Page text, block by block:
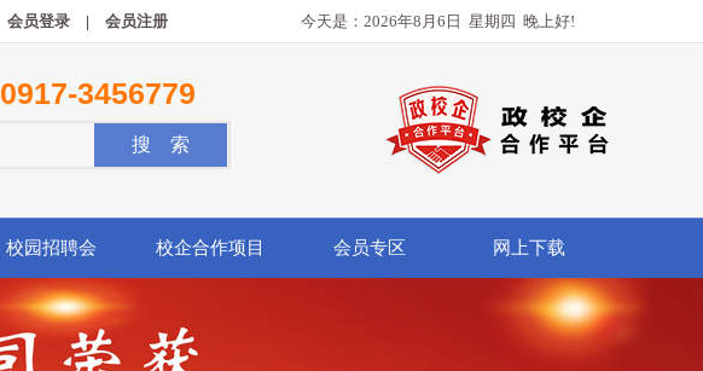
会员登录 | 会员注册 今天是： 2026年8月6日 星期四 晚上好!
0917-3456779
校园招聘会 校企合作项目 会员专区 网上下载